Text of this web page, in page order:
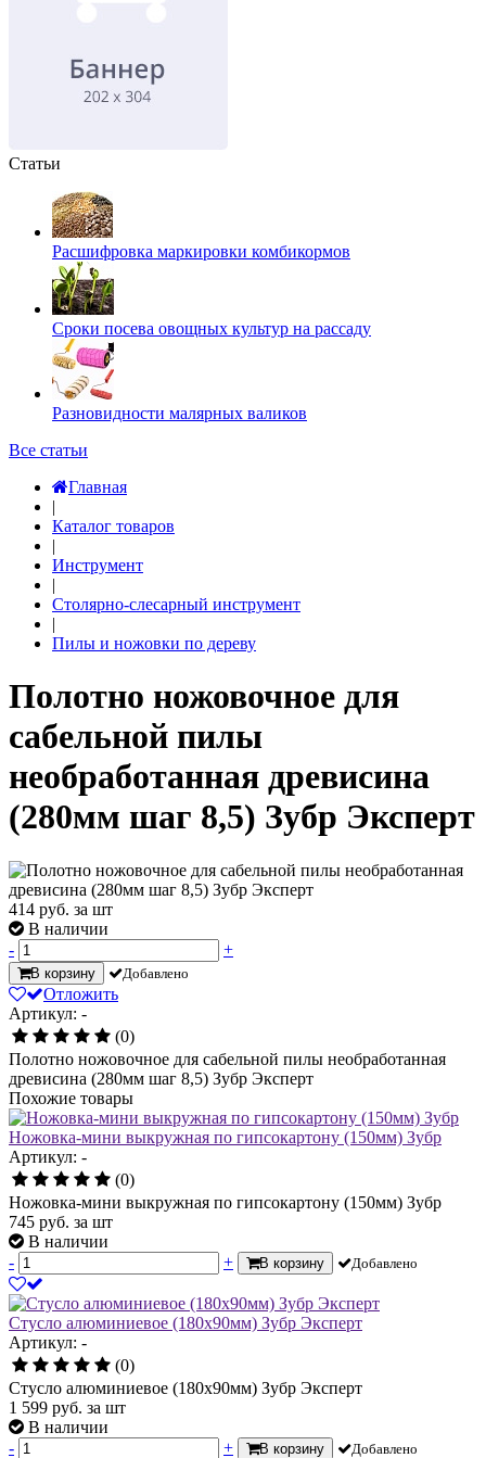
Статьи
Расшифровка маркировки комбикормов
Сроки посева овощных культур на рассаду
Разновидности малярных валиков
Все статьи
Главная
|
Каталог товаров
|
Инструмент
|
Столярно-слесарный инструмент
|
Пилы и ножовки по дереву
Полотно ножовочное для
сабельной пилы
необработанная древисина
(280мм шаг 8,5) Зубр Эксперт
414 руб. за шт
В наличии
-
+
В корзину Добавлено
Отложить
Артикул: -
(0)
Полотно ножовочное для сабельной пилы необработанная
древисина (280мм шаг 8,5) Зубр Эксперт
Похожие товары
Ножовка-мини выкружная по гипсокартону (150мм) Зубр
Артикул: -
(0)
Ножовка-мини выкружная по гипсокартону (150мм) Зубр
745 руб. за шт
В наличии
-
+ В корзину Добавлено
Стусло алюминиевое (180х90мм) Зубр Эксперт
Артикул: -
(0)
Стусло алюминиевое (180х90мм) Зубр Эксперт
1 599 руб. за шт
В наличии
-
+ В корзину Добавлено